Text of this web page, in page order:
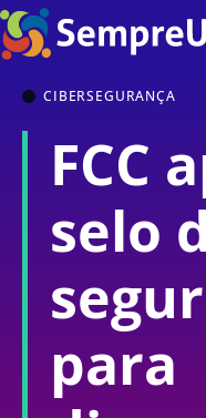
CIBERSEGURANÇA
FCC
selo
para